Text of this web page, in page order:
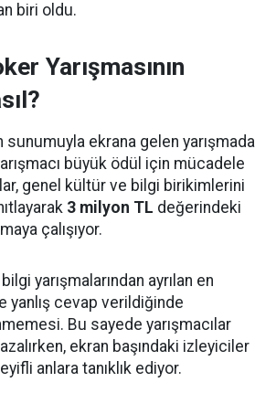
biri oldu.
Yarışmasının
sunumuyla ekrana gelen yarışmada
büyük ödül için mücadele
genel kültür ve bilgi birikimlerini
3 milyon TL değerindeki
çalışıyor.
yarışmalarından ayrılan en
yanlış cevap verildiğinde
Bu sayede yarışmacılar
ekran başındaki izleyiciler
anlara tanıklık ediyor.